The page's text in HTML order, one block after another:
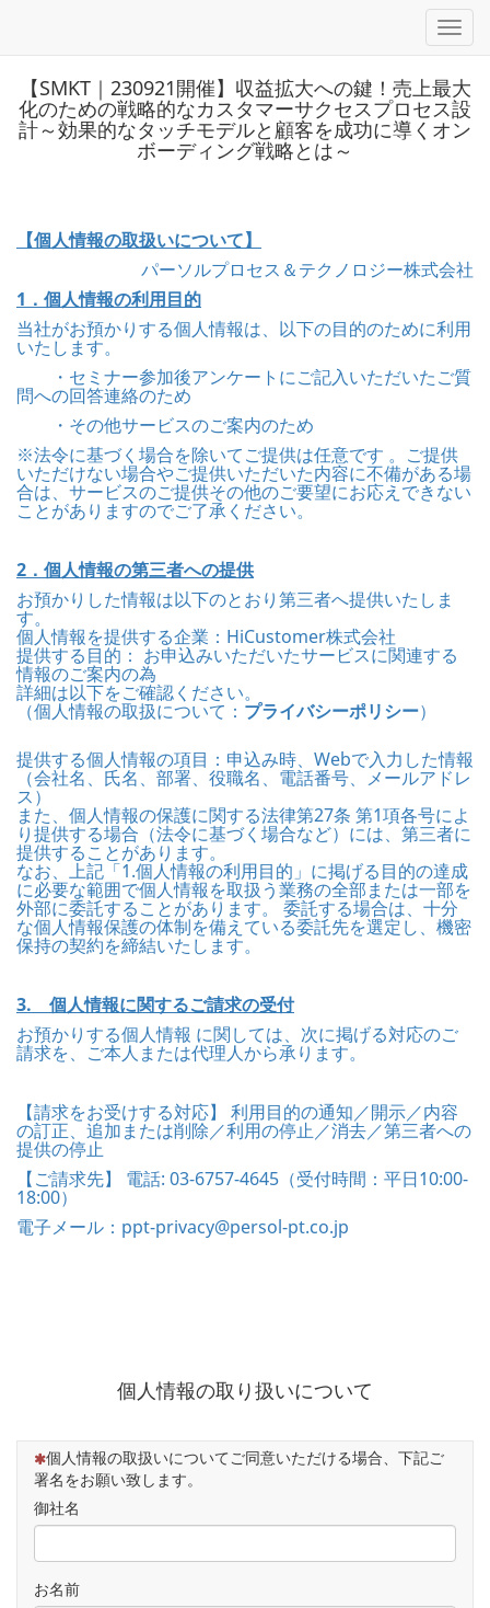
【SMKT｜230921開催】収益拡大への鍵！売上最大
化のための戦略的なカスタマーサクセスプロセス設
計～効果的なタッチモデルと顧客を成功に導くオン
ボーディング戦略とは～
【個人情報の取扱いについて】
パーソルプロセス＆テクノロジー株式会社
1．個人情報の利用目的
当社がお預かりする個人情報は、以下の目的のために利用
いたします。
・セミナー参加後アンケートにご記入いただいたご質
問への回答連絡のため
・その他サービスのご案内のため
※法令に基づく場合を除いてご提供は任意です 。ご提供
いただけない場合やご提供いただいた内容に不備がある場
合は、サービスのご提供その他のご要望にお応えできない
ことがありますのでご了承ください。
2．個人情報の第三者への提供
お預かりした情報は以下のとおり第三者へ提供いたしま
す。
個人情報を提供する企業：HiCustomer株式会社
提供する目的： お申込みいただいたサービスに関連する
情報のご案内の為
詳細は以下をご確認ください。
（個人情報の取扱について： プライバシーポリシー）
提供する個人情報の項目：申込み時、Webで入力した情報
（会社名、氏名、部署、役職名、電話番号、メールアドレ
ス）
また、個人情報の保護に関する法律第27条 第1項各号によ
り提供する場合（法令に基づく場合など）には、第三者に
提供することがあります。
なお、上記「1.個人情報の利用目的」に掲げる目的の達成
に必要な範囲で個人情報を取扱う業務の全部または一部を
外部に委託することがあります。 委託する場合は、十分
な個人情報保護の体制を備えている委託先を選定し、機密
保持の契約を締結いたします。
3. 個人情報に関するご請求の受付
お預かりする個人情報 に関しては、次に掲げる対応のご
請求を、ご本人または代理人から承ります。
【請求をお受けする対応】 利用目的の通知／開示／内容
の訂正、追加または削除／利用の停止／消去／第三者への
提供の停止
【ご請求先】 電話: 03-6757-4645（受付時間：平日10:00-
18:00）
電子メール：ppt-privacy@persol-pt.co.jp
個人情報の取り扱いについて
（この質問は必須です）
個人情報の取扱いについてご同意いただける場合、下記ご
署名をお願い致します。
御社名
お名前